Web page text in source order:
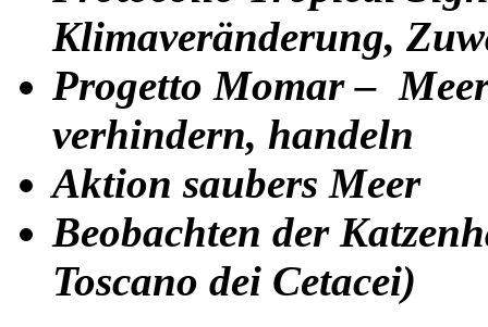
Klimaveränderung,
Progetto Momar –
verhindern, handeln
Aktion saubers Meer
Beobachten der
Toscano dei Cetacei)